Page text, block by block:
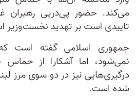
می‌کند. حضور پی‌درپی رهبران
تاییدی است بر تهدید نخست‌وزیر
جمهوری اسلامی گفته است که
نمی‌شود، اما آشکارا از
درگیری‌هایی نیز در دو سوی مرز
شده است.